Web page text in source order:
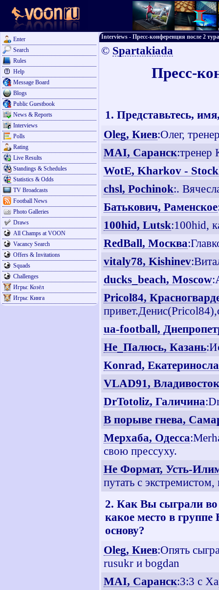
Enter
Search
Rules
Help
Message Board
Blogs
Public Guestbook
News & Reports
Interviews
Polls
Rating
Live Results
Standings & Schedules
Statistics & Odds
TV Broadcasts
Football News
Photo Galleries
Draws
All Champs at VOON
Vacancy Search
Offers & Invitations
Squads
Challenges
Игры: Козёл
Игры: Кинга
Interviews - Пресс-конференция после 2
© Spartakiada
Пресс-
1. Представьтесь,
Oleg, Киев:Олег,
MAI, Саранск:тренер
WotE, Kharkov -
chsl, Pochinok:.
Батькович, Раменское
100hid, Lutsk:100hid,
RedBall, Москва
vitaly78, Kishinev
ducks_beach, Moscow
Pricol84,
ua-football,
Не_Палюсь, Казань
Konrad,
VLAD91, Владивосток
DrTotoliz, Галичина
В порыве гнева,
Мерхаба, Одесса
свою прессуху.
Не Формат, Усть-
путать с
2. Как Вы сыграли во
какое место в
основу?
Oleg, Киев:Опять
rusukr и bogdan
MAI, Саранск:3:3 c